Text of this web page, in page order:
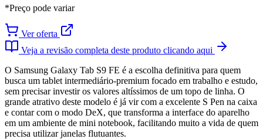
*Preço pode variar
Ver oferta
Veja a revisão completa deste produto clicando aqui
O Samsung Galaxy Tab S9 FE é a escolha definitiva para quem
busca um tablet intermediário-premium focado em trabalho e estudo,
sem precisar investir os valores altíssimos de um topo de linha. O
grande atrativo deste modelo é já vir com a excelente S Pen na caixa
e contar com o modo DeX, que transforma a interface do aparelho
em um ambiente de mini notebook, facilitando muito a vida de quem
precisa utilizar janelas flutuantes.